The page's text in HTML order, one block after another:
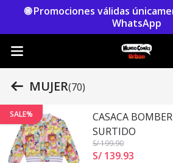
🌐 Promociones válidas
WhatsApp
MUJER(70)
SALE%
CASACA
SURTIDO
S/ 199.90
S/ 139.93